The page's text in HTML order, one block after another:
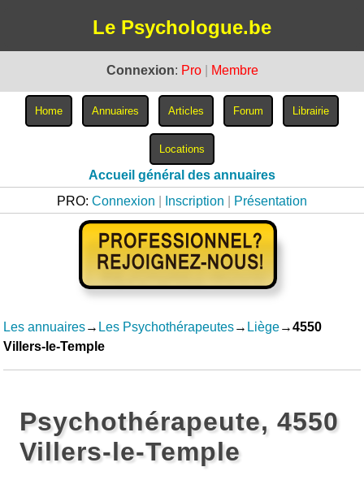
Le Psychologue.be
Connexion: Pro Membre
Accueil général des annuaires
PRO: Connexion Inscription Présentation
Les annuaires→ Les Psychothérapeutes→ Liège→4550
Villers-le-Temple
Psychothérapeute, 4550
Villers-le-Temple